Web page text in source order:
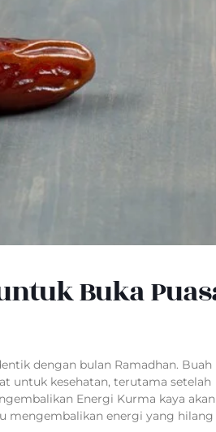
Buka
dengan bulan Ramadhan. Buah
untuk kesehatan, terutama setelah
Energi Kurma kaya akan
mengembalikan energi yang hilang